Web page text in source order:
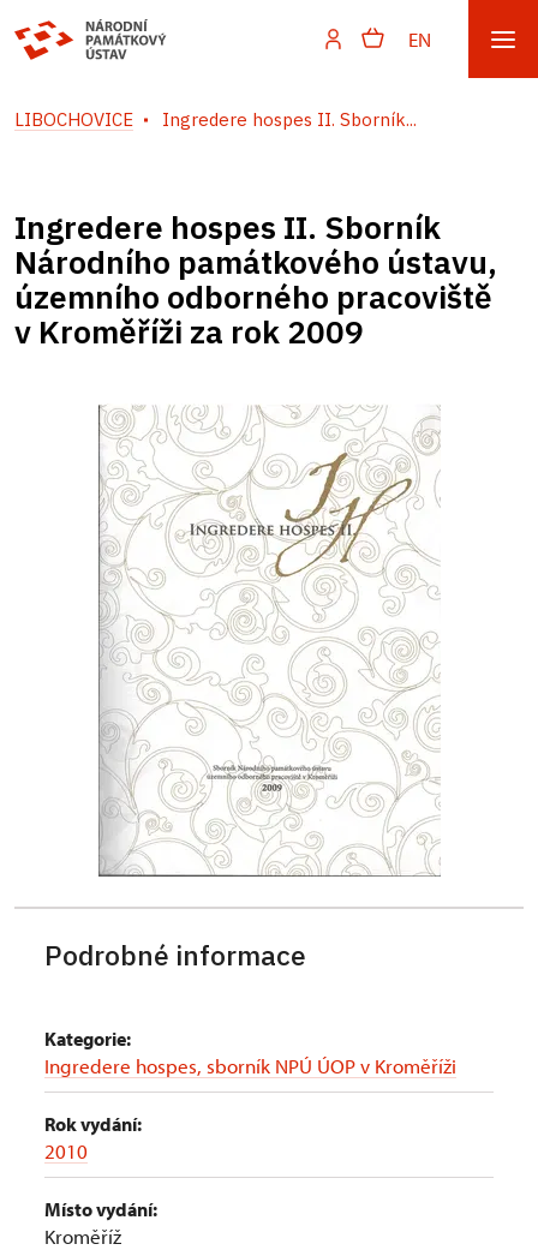
EN
LIBOCHOVICE Ingredere hospes II. Sborník...
Ingredere hospes II. Sborník
Národního památkového ústavu,
územního odborného pracoviště
v Kroměříži za rok 2009
Podrobné informace
Kategorie:
Ingredere hospes, sborník NPÚ ÚOP v Kroměříži
Rok vydání:
2010
Místo vydání:
Kroměříž